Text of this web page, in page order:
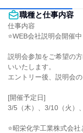
職種と仕事内容
仕事内容
⭐WEB会社説明会開催中
説明会参加をご希望の
いいたします。
エントリー後、説明会
[開催予定日]
3/5（木）、3/10（火）
⭐昭栄化学工業株式会社